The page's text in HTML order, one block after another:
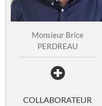
Monsieur Brice
PERDREAU
COLLABORATEUR